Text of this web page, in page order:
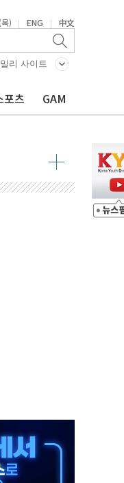
) | ENG | 中文
리 사이트
포츠 GAM
최고
활용
수